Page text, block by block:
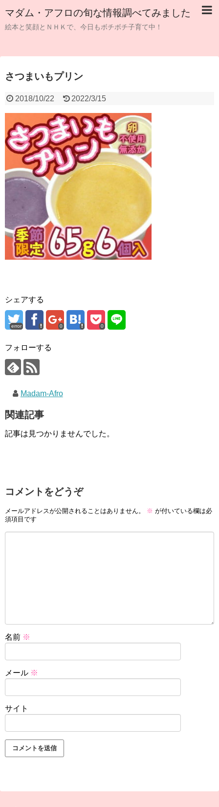
マダム・アフロの旬な情報調べてみました
絵本と笑顔とＮＨＫで、今日もボチボチ子育て中！
さつまいもプリン
2018/10/22 2022/3/15
シェアする
error 0 0
フォローする
Madam-Afro
関連記事
記事は見つかりませんでした。
コメントをどうぞ
メールアドレスが公開されることはありません。 ※ が付いている欄は必
須項目です
名前 ※
メール ※
サイト